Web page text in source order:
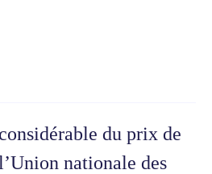
du prix de
nationale des